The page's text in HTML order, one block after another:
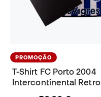
PROMOÇÃO
T-Shirt FC Porto 2004
Intercontinental Retro